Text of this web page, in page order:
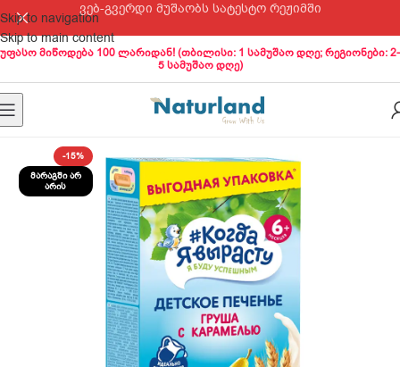
Skip to navigation
Skip to main content
ვებ-გვერდი მუშაობს სატესტო რეჟიმში
უფასო მიწოდება 100 ლარიდან! (თბილისი: 1 სამუშაო დღე; რეგიონები: 2-
5 სამუშაო დღე)
-15%
ᲛᲐᲠᲐᲒᲨᲘ ᲐᲠ
ᲐᲠᲘᲡ